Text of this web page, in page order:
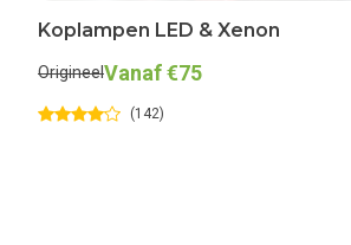
Koplampen LED & Xenon
OrigineelVanaf €75
(142)